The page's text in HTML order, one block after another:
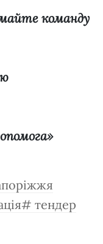
команду
тендер